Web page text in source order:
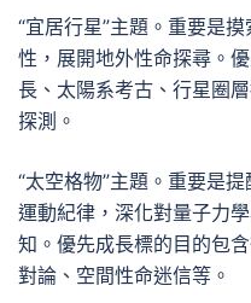
“宜居行星”主題。重要是
性，展開地外性命探尋。
長、太陽系考古、行星圈
探測。
“太空格物”主題。重要是
運動紀律，深化對量子力
知。優先成長標的目的包
對論、空間性命迷信等。